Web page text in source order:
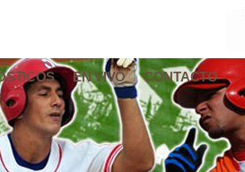
EN VIVO CONTACTO